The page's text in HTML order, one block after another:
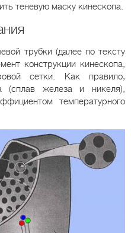
теневую маску кинескопа.
трубки (далее по тексту
конструкции кинескопа,
сетки. Как правило,
(сплав железа и никеля),
температурного